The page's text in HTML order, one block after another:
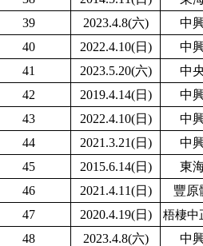
39
2023.4.8(六)
中
40
2022.4.10(日)
中
41
2023.5.20(六)
中
42
2019.4.14(日)
中
43
2022.4.10(日)
中
44
2021.3.21(日)
中
45
2015.6.14(日)
東
46
2021.4.11(日)
豐原
47
2020.4.19(日) 梧棲中
48 2023.4.8(六)
中